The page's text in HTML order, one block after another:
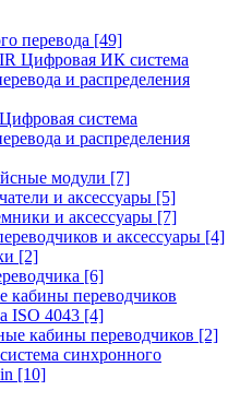
перевода [49]
Цифровая ИК система
и распределения
система
и распределения
модули [7]
и аксессуары [5]
и аксессуары [7]
и аксессуары [4]
[2]
[6]
кабины переводчиков
ISO 4043 [4]
кабины переводчиков [2]
синхронного
[10]